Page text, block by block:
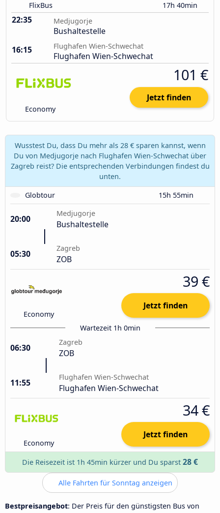
FlixBus 17h 40min
22:35 Medjugorje
Bushaltestelle
16:15
Flughafen Wien-Schwechat
Flughafen Wien-Schwechat
Economy
101 €
Jetzt finden
Wusstest Du, dass Du mehr als 28 € sparen kannst, wenn
Du von Medjugorje nach Flughafen Wien-Schwechat über
Zagreb reist? Die entsprechenden Verbindungen findest du
unten.
Globtour
15h 55min
20:00
Medjugorje
Bushaltestelle
05:30
Zagreb
ZOB
Economy
39 €
Jetzt finden
Wartezeit 1h 0min
06:30
Zagreb
ZOB
11:55
Flughafen Wien-Schwechat
Flughafen Wien-Schwechat
Economy
34 €
Jetzt finden
Die Reisezeit ist 1h 45min kürzer und Du sparst 28 €
Alle Fahrten für Sonntag anzeigen
Bestpreisangebot: Der Preis für den günstigsten Bus von